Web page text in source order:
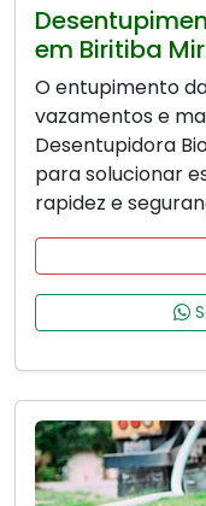
em Biritiba
O entupimento
vazamentos e
Desentupidora
para solucionar
rapidez e